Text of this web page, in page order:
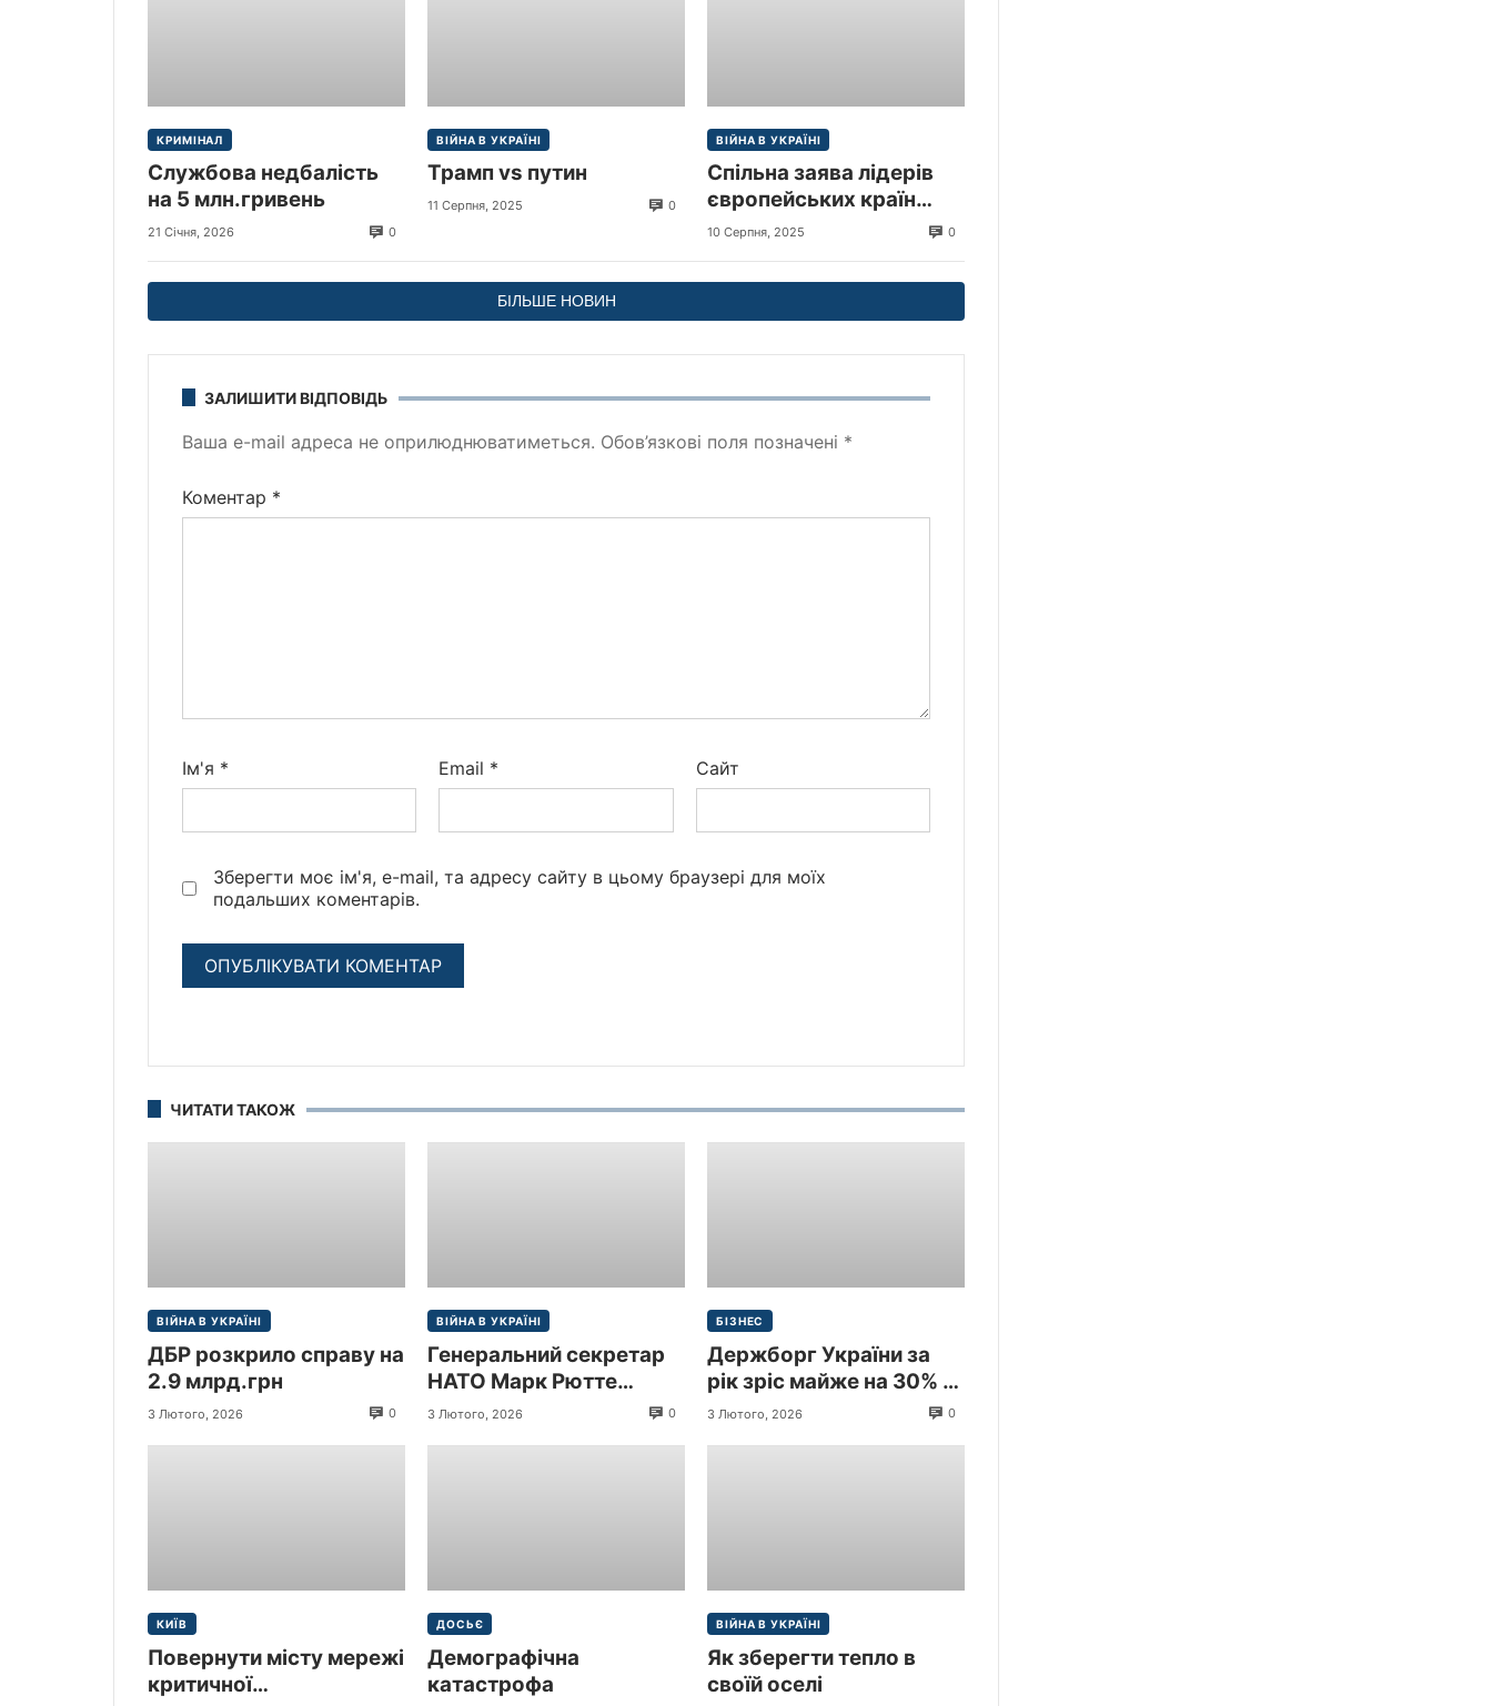
КРИМІНАЛ
Службова недбалість
на 5 млн.гривень
21 Січня, 2026 0
ВІЙНА В УКРАЇНІ
Трамп vs путин
11 Серпня, 2025 0
ВІЙНА В УКРАЇНІ
Спільна заява лідерів
європейських країн
щодо миру в Україні
10 Серпня, 2025 0
БІЛЬШЕ НОВИН
ЗАЛИШИТИ ВІДПОВІДЬ
Ваша e-mail адреса не оприлюднюватиметься. Обов’язкові поля позначені *
Коментар *
Ім'я * Email * Сайт
Зберегти моє ім'я, e-mail, та адресу сайту в цьому браузері для моїх
подальших коментарів.
ЧИТАТИ ТАКОЖ
ВІЙНА В УКРАЇНІ
ДБР розкрило справу на
2.9 млрд.грн
3 Лютого, 2026 0
ВІЙНА В УКРАЇНІ
Генеральний секретар
НАТО Марк Рютте
прибув з візитом до
3 Лютого, 2026 0
БІЗНЕС
Держборг України за
рік зріс майже на 30% і
перевищив 9 трлн грн
3 Лютого, 2026 0
КИЇВ
Повернути місту мережі
критичної
ДОСЬЄ
Демографічна
катастрофа
ВІЙНА В УКРАЇНІ
Як зберегти тепло в
своїй оселі